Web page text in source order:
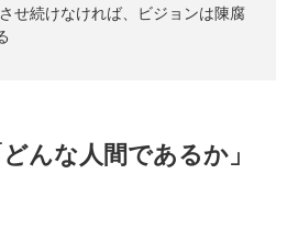
せ続けなければ、ビジョンは陳腐
んな人間であるか」